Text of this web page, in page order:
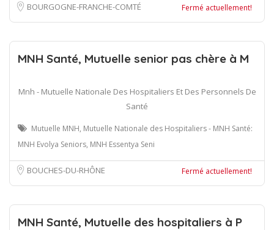
BOURGOGNE-FRANCHE-COMTÉ Fermé actuellement!
MNH Santé, Mutuelle senior pas chère à M
Mnh - Mutuelle Nationale Des Hospitaliers Et Des Personnels De
Santé
Mutuelle MNH, Mutuelle Nationale des Hospitaliers - MNH Santé:
MNH Evolya Seniors, MNH Essentya Seni
BOUCHES-DU-RHÔNE Fermé actuellement!
MNH Santé, Mutuelle des hospitaliers à P